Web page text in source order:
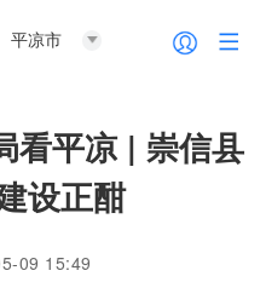
平凉市
看平凉 | 崇信县
设正酣
09 15:49